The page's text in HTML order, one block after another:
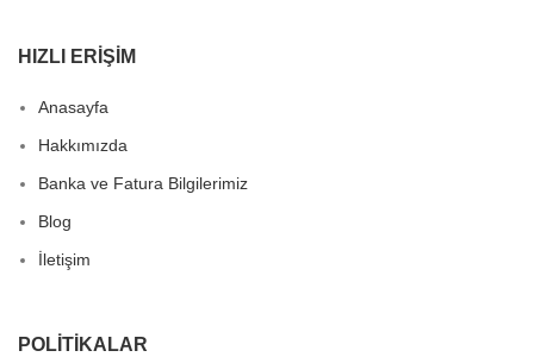
HIZLI ERIŞIM
Anasayfa
Hakkımızda
Banka ve Fatura Bilgilerimiz
Blog
İletişim
POLITIKALAR